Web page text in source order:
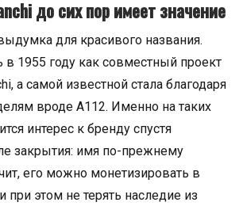
до сих пор имеет значение
для красивого названия.
в 1955 году как совместный проект
а самой известной стала благодаря
вроде A112. Именно на таких
интерес к бренду спустя
закрытия: имя по-прежнему
его можно монетизировать в
при этом не терять наследие из